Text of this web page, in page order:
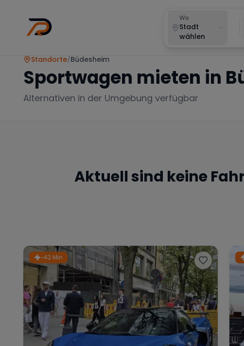
Wo
Stadt
wählen
Standorte/Büdesheim
Sportwagen mieten in
Alternativen in der Umgebung verfügbar
Aktuell sind keine
~42 Min